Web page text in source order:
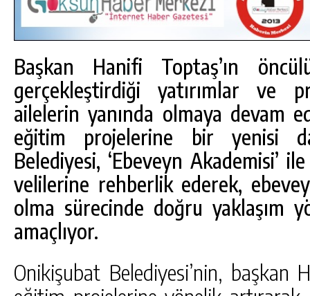
Başkan Hanifi Toptaş’ın
gerçekleştirdiği yatırımlar ve
ailelerin yanında olmaya devam
eğitim projelerine bir yenisi
Belediyesi, ‘Ebeveyn Akademisi’
velilerine rehberlik ederek,
olma sürecinde doğru yaklaşım
amaçlıyor.
Onikişubat Belediyesi’nin, başkan
ÖĞRENCILERINE DARENDE GEZISI.